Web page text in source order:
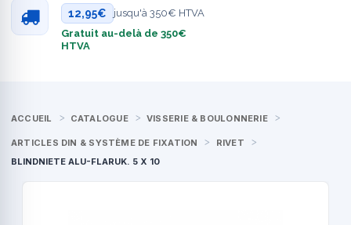
12,95€
jusqu'à 350€ HTVA
Gratuit au-delà de 350€
HTVA
ACCUEIL CATALOGUE VISSERIE & BOULONNERIE
ARTICLES DIN & SYSTÈME DE FIXATION
RIVET
BLINDNIETE ALU-FLARUK. 5 X 10